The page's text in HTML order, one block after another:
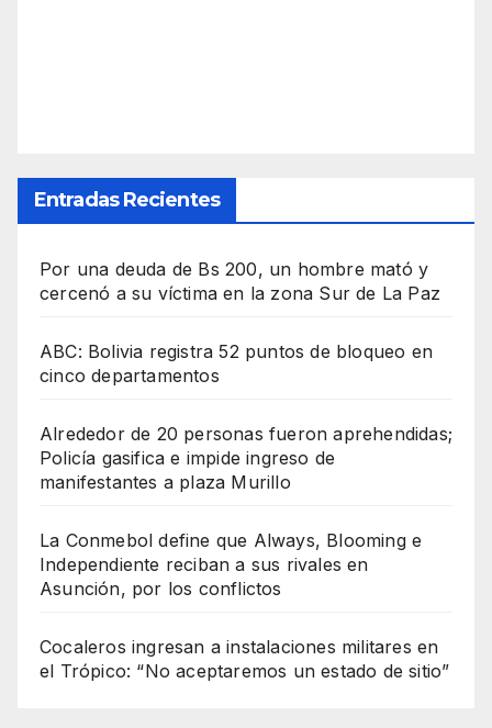
Entradas Recientes
Por una deuda de Bs 200, un hombre mató y
cercenó a su víctima en la zona Sur de La Paz
ABC: Bolivia registra 52 puntos de bloqueo en
cinco departamentos
Alrededor de 20 personas fueron aprehendidas;
Policía gasifica e impide ingreso de
manifestantes a plaza Murillo
La Conmebol define que Always, Blooming e
Independiente reciban a sus rivales en
Asunción, por los conflictos
Cocaleros ingresan a instalaciones militares en
el Trópico: “No aceptaremos un estado de sitio”